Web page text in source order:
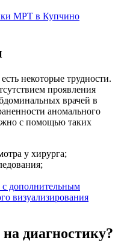
МРТ в Купчино
некоторые трудности.
проявления
врачей в
аномального
с помощью таких
у хирурга;
с дополнительным
визуализирования
диагностику?